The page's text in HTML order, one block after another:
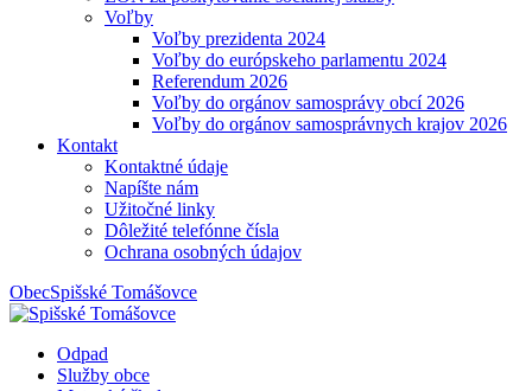
Voľby
Voľby prezidenta 2024
Voľby do európskeho parlamentu 2024
Referendum 2026
Voľby do orgánov samosprávy obcí 2026
Voľby do orgánov samosprávnych krajov 2026
Kontakt
Kontaktné údaje
Napíšte nám
Užitočné linky
Dôležité telefónne čísla
Ochrana osobných údajov
ObecSpišské Tomášovce
Odpad
Služby obce